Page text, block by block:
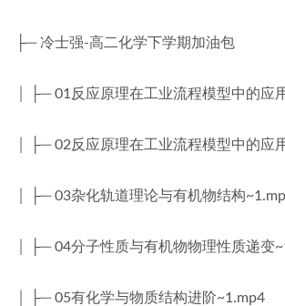
├─ 冷士强-高二化学下学期加油包
│ ├─ 01反应原理在工业流程模型中的应
│ ├─ 02反应原理在工业流程模型中的应
│ ├─ 03杂化轨道理论与有机物结构
│ ├─ 04分子性质与有机物物理性质递变
│ ├─ 05有化学与物质结构进阶~1.mp4